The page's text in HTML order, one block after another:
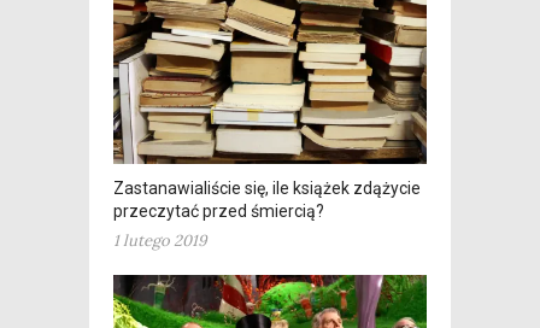
Zastanawialiście się, ile książek zdążycie
przeczytać przed śmiercią?
1 lutego 2019